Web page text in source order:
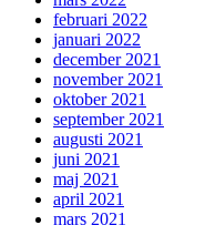
februari 2022
januari 2022
december 2021
november 2021
oktober 2021
september 2021
augusti 2021
juni 2021
maj 2021
april 2021
mars 2021